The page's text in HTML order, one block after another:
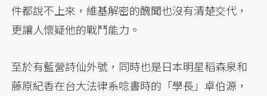
件都說不上來，維基解密的醜聞也沒有清楚交代，
更讓人懷疑他的戰鬥能力。
至於有藍營詩仙外號，同時也是日本明星稻森泉和
藤原紀香在台大法律系唸書時的「學長」卓伯源，